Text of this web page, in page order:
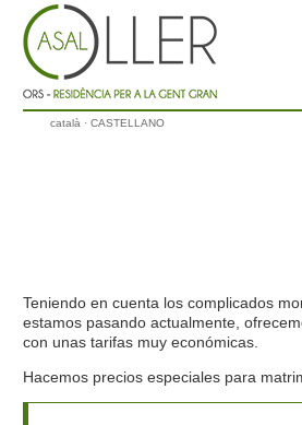
català · CASTELLANO
Teniendo en cuenta los complicados
estamos pasando actualmente,
con unas tarifas muy económicas.
Hacemos precios especiales para